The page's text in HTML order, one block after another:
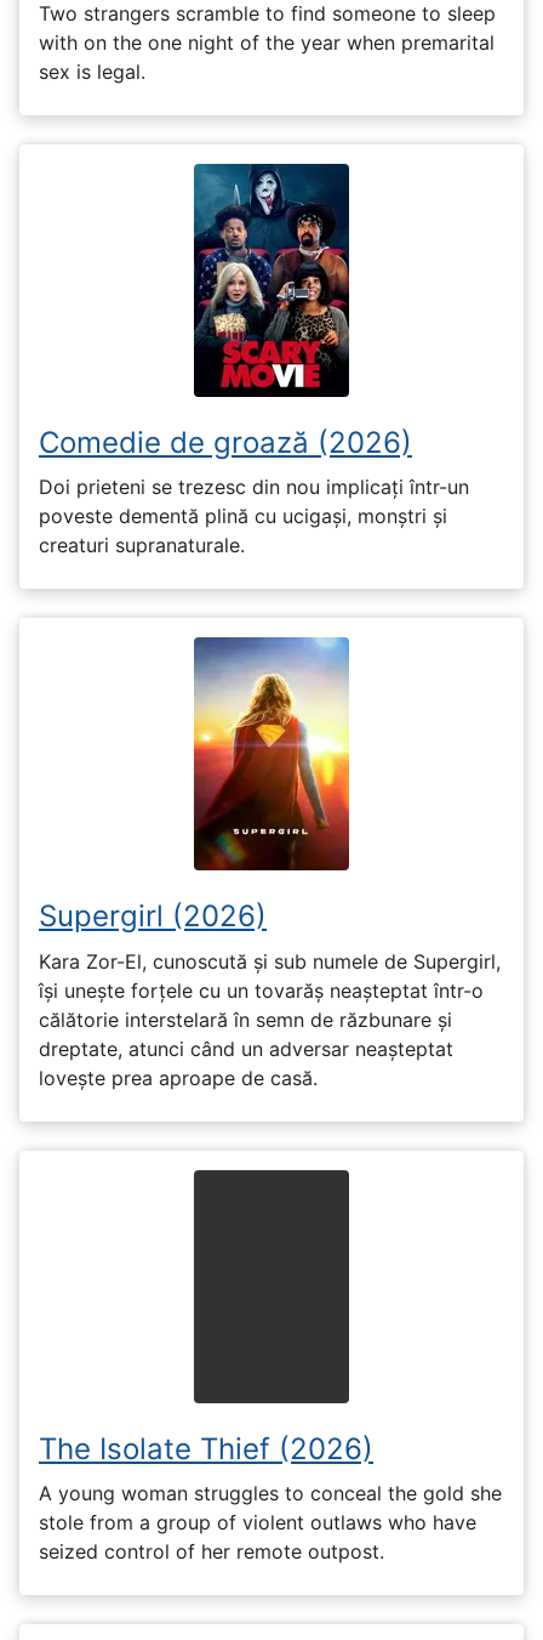
Two strangers scramble to find someone to sleep
with on the one night of the year when premarital
sex is legal.
Comedie de groază (2026)
Doi prieteni se trezesc din nou implicați într-un
poveste dementă plină cu ucigași, monștri și
creaturi supranaturale.
Supergirl (2026)
Kara Zor-El, cunoscută și sub numele de Supergirl,
își unește forțele cu un tovarăș neașteptat într-o
călătorie interstelară în semn de răzbunare și
dreptate, atunci când un adversar neașteptat
lovește prea aproape de casă.
The Isolate Thief (2026)
A young woman struggles to conceal the gold she
stole from a group of violent outlaws who have
seized control of her remote outpost.